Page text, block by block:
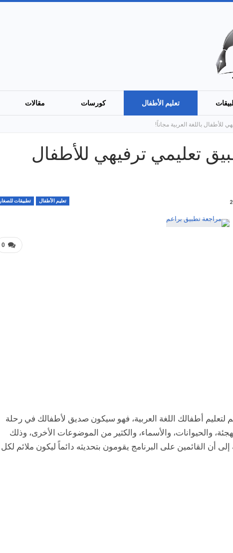
تعليم الأطفال كورسات مقالات
باللغة العربية مجاناً!
تعليمي ترفيهي للأطفال
تعليم الأطفال تطبيقات للصغار
0
لتعليم أطفالك اللغة العربية، فهو سيكون صديق لأطفالك في رحلة
والحيوانات، والأسماء، والكثير من الموضوعات الأخرى، وذلك
أن القائمين على البرنامج يقومون بتحديثه دائماً ليكون ملائم لكل